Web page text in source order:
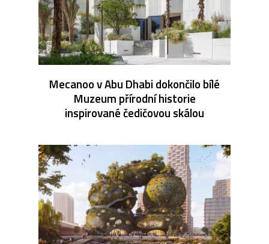
Mecanoo v Abu Dhabi dokončilo bílé
Muzeum přírodní historie
inspirované čedičovou skálou